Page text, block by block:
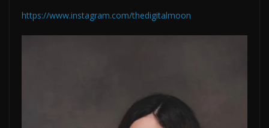
https://www.instagram.com/thedigitalmoon